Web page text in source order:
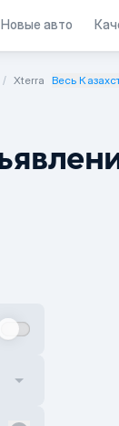
Новые авто
Xterra Весь